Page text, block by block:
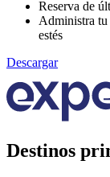
Reserva de
Administra tu
estés
Descargar
Destinos